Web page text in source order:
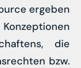
ergeben
die
bzw.